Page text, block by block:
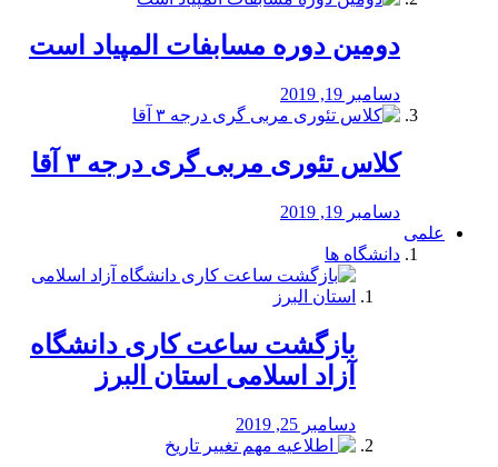
دومین دوره مسابفات المپیاد است
دسامبر 19, 2019
کلاس تئوری مربی گری درجه ۳ آقا
دسامبر 19, 2019
علمی
دانشگاه ها
بازگشت ساعت کاری دانشگاه
آزاد اسلامی استان البرز
دسامبر 25, 2019